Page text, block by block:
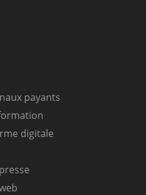
payants
digitale